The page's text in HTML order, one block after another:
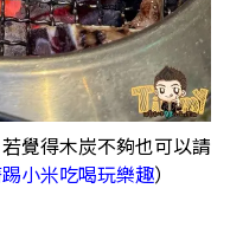
覺得木炭不夠也可以請
小米吃喝玩樂趣）